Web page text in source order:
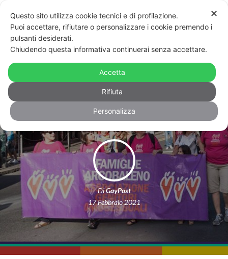
Famiglie Arcobaleno contro Raggi:
“Costretti a mentire, per iscrivere i
bimbi a scuola”
DiGayPost
17 Febbraio 2021
✕
Questo sito utilizza cookie tecnici e di profilazione.
Puoi accettare, rifiutare o personalizzare i cookie premendo i
pulsanti desiderati.
Chiudendo questa informativa continuerai senza accettare.
Accetta
Rifiuta
Personalizza